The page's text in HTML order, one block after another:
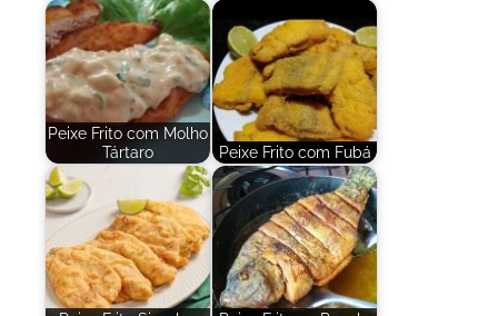
Peixe Frito com Molho
Tártaro
Peixe Frito com Fubá